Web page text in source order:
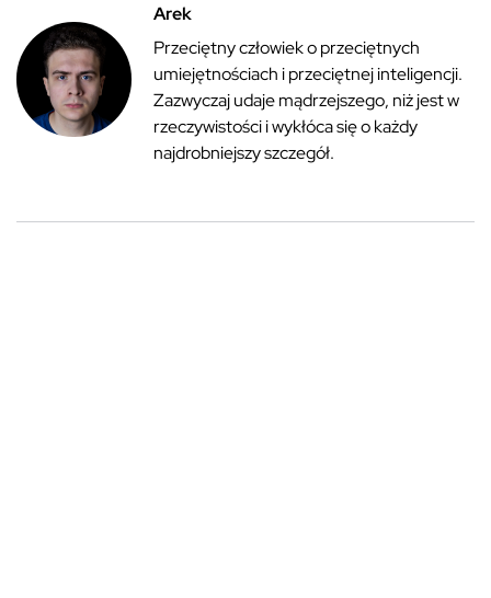
Arek
Przeciętny człowiek o przeciętnych
umiejętnościach i przeciętnej inteligencji.
Zazwyczaj udaje mądrzejszego, niż jest w
rzeczywistości i wykłóca się o każdy
najdrobniejszy szczegół.